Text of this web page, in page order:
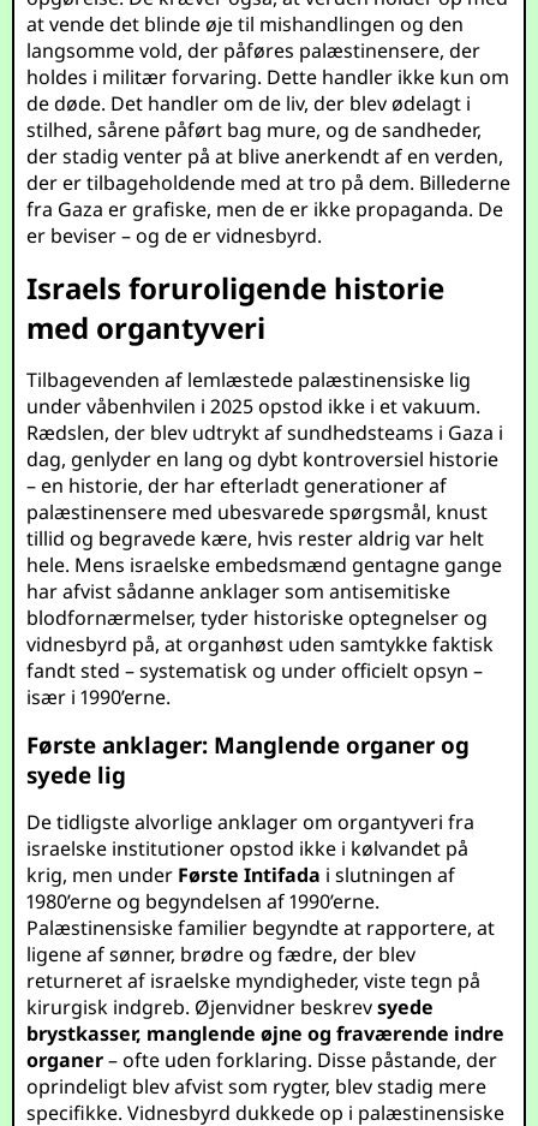
at vende det blinde øje til mishandlingen og den
langsomme vold, der påføres palæstinensere, der
holdes i militær forvaring. Dette handler ikke kun om
de døde. Det handler om de liv, der blev ødelagt i
stilhed, sårene påført bag mure, og de sandheder,
der stadig venter på at blive anerkendt af en verden,
der er tilbageholdende med at tro på dem. Billederne
fra Gaza er grafiske, men de er ikke propaganda. De
er beviser – og de er vidnesbyrd.
Israels foruroligende historie
med organtyveri
Tilbagevenden af lemlæstede palæstinensiske lig
under våbenhvilen i 2025 opstod ikke i et vakuum.
Rædslen, der blev udtrykt af sundhedsteams i Gaza i
dag, genlyder en lang og dybt kontroversiel historie
– en historie, der har efterladt generationer af
palæstinensere med ubesvarede spørgsmål, knust
tillid og begravede kære, hvis rester aldrig var helt
hele. Mens israelske embedsmænd gentagne gange
har afvist sådanne anklager som antisemitiske
blodfornærmelser, tyder historiske optegnelser og
vidnesbyrd på, at organhøst uden samtykke faktisk
fandt sted – systematisk og under officielt opsyn –
især i 1990’erne.
Første anklager: Manglende organer og
syede lig
De tidligste alvorlige anklager om organtyveri fra
israelske institutioner opstod ikke i kølvandet på
krig, men under Første Intifada i slutningen af
1980’erne og begyndelsen af 1990’erne.
Palæstinensiske familier begyndte at rapportere, at
ligene af sønner, brødre og fædre, der blev
returneret af israelske myndigheder, viste tegn på
kirurgisk indgreb. Øjenvidner beskrevsyede
brystkasser, manglende øjne og fraværende indre
organer– ofte uden forklaring. Disse påstande, der
oprindeligt blev afvist som rygter, blev stadig mere
specifikke. Vidnesbyrd dukkede op i palæstinensiske